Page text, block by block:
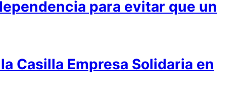
para evitar que un
Casilla Empresa Solidaria en